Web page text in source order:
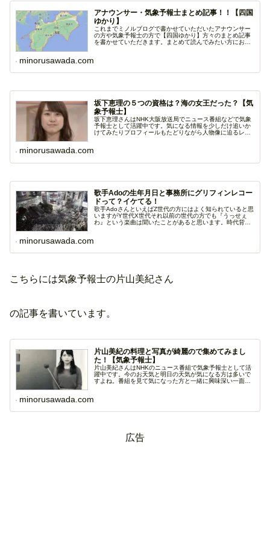
アナウンサー・気象予報士まとめ記事！！【四国
ゆかり】
これまでミノルブログで書かせていただいたアナウンサー
の方や気象予報士の方で【四国ゆかり】方々のまとめ記事
を書かせていただきます。まとめて読んでみたい方におす
minorusawada.com
坂下恵理の５つの資格は？海の女王だった？【気
象予報士】
坂下恵理さんはNHK大阪放送局でニュース番組などで気象
予報士として活躍中です。気になる情報を少しだけ追いか
けてみたりプロフィールもたどりながら人物像に迫るレポ
minorusawada.com
歌手Adoの生年月日と事務所にグリフィンレコー
ドって？イケてる！
歌手AdoさんといえばZ世代の方にはよく知られていると思
いますがY世代X世代それ以前の世代の方でも『うっせぇ
わ』という楽曲は聞いたことがあると思います。時代背
minorusawada.com
こちらには気象予報士の片山美紀さん
の記事を書いています。
片山美紀の料理と写真が綺麗ので集めてみまし
た！【気象予報士】
片山美紀さんはNHKのニュース番組で気象予報士として活
躍中です。今のお天気と明日の天気が気になる方は多いで
すよね。番組を見て気になった方と一緒に興味深い一面に
minorusawada.com
広告